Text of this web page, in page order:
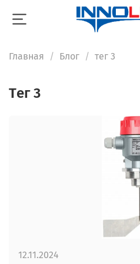
Главная Блог тег 3
тег 3
12.11.2024